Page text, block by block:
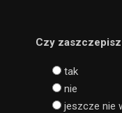
Czy
tak
nie
jeszcze nie